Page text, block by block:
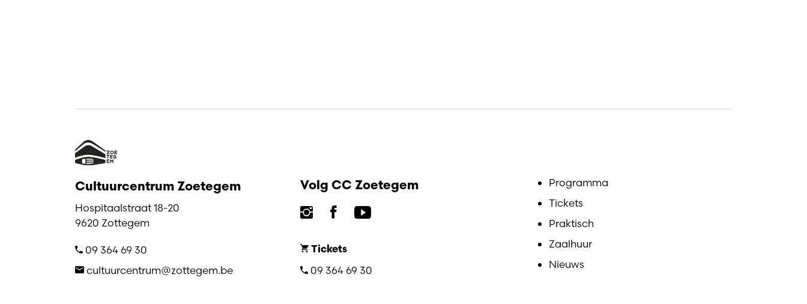
Cultuurcentrum Zoetegem
Hospitaalstraat 18-20
9620 Zottegem
09 364 69 30
cultuurcentrum@zottegem.be
Volg CC Zoetegem
Tickets
09 364 69 30
Programma
Tickets
Praktisch
Zaalhuur
Nieuws